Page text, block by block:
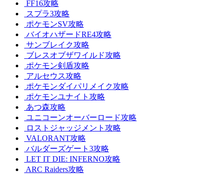
FF16攻略
スプラ3攻略
ポケモンSV攻略
バイオハザードRE4攻略
サンブレイク攻略
ブレスオブザワイルド攻略
ポケモン剣盾攻略
アルセウス攻略
ポケモンダイパリメイク攻略
ポケモンユナイト攻略
あつ森攻略
ユニコーンオーバーロード攻略
ロストジャッジメント攻略
VALORANT攻略
バルダーズゲート3攻略
LET IT DIE: INFERNO攻略
ARC Raiders攻略